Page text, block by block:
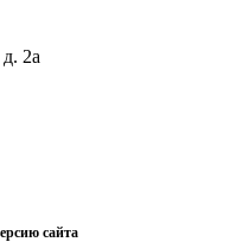
2а
сайта